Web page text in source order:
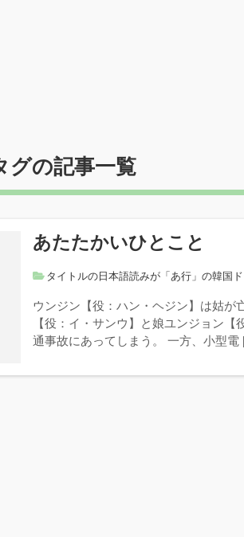
グの記事一覧
あたたかいひとこと
タイトルの日本語読みが「あ行」の韓国
ウンジン【役：ハン・ヘジン】は姑が
【役：イ・サンウ】と娘ユンジョン
通事故にあってしまう。 一方、小型